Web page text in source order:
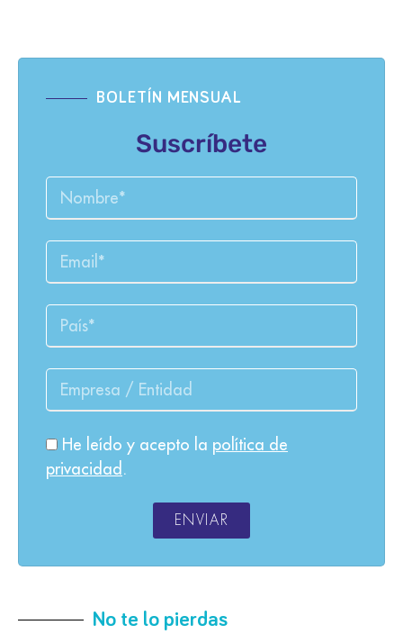
BOLETÍN MENSUAL
Suscríbete
He leído y acepto la política de
privacidad .
ENVIAR
No te lo pierdas